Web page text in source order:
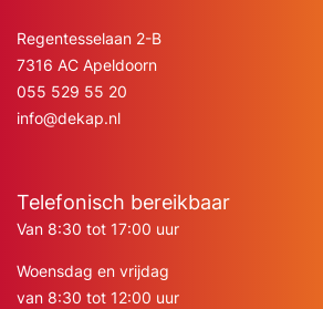
Regentesselaan 2-B
7316 AC Apeldoorn
055 529 55 20
info@dekap.nl
Telefonisch bereikbaar
Van 8:30 tot 17:00 uur
Woensdag en vrijdag
van 8:30 tot 12:00 uur